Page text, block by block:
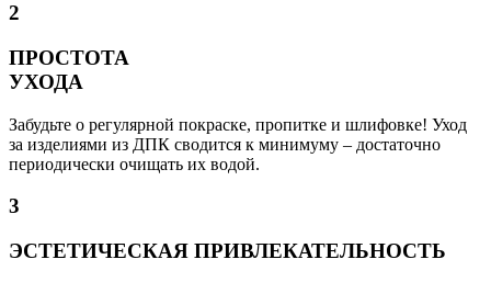
2
ПРОСТОТА
УХОДА
Забудьте о регулярной покраске, пропитке и шлифовке! Уход
за изделиями из ДПК сводится к минимуму – достаточно
периодически очищать их водой.
3
ЭСТЕТИЧЕСКАЯ ПРИВЛЕКАТЕЛЬНОСТЬ